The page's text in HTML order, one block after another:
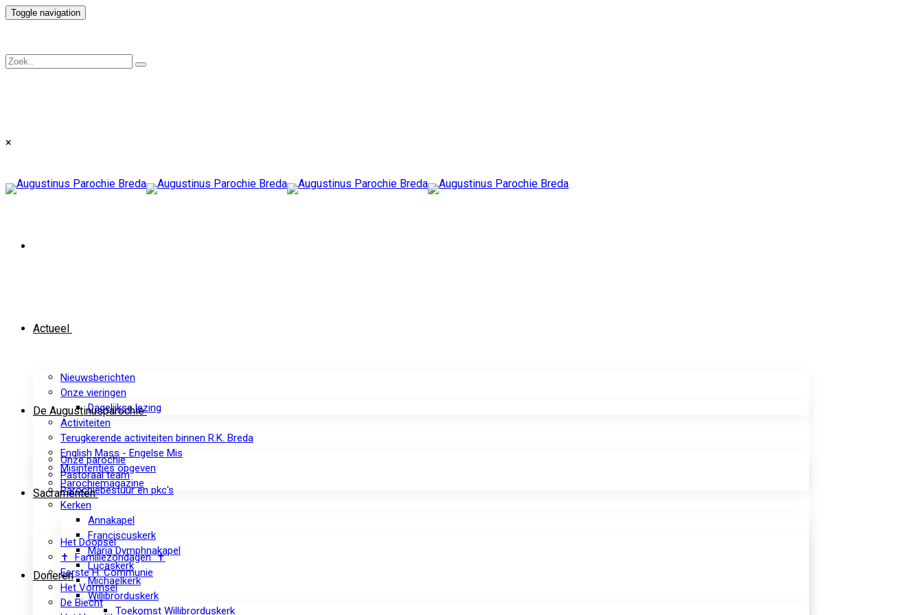
Toggle navigation
×
Actueel
Nieuwsberichten
Onze vieringen
Dagelijkse lezing
Activiteiten
Terugkerende activiteiten binnen R.K. Breda
English Mass - Engelse Mis
Misintenties opgeven
Parochiemagazine
De Augustinusparochie
Onze parochie
Pastoraal team
Parochiebestuur en pkc's
Kerken
Annakapel
Franciscuskerk
Maria Dymphnakapel
Lucaskerk
Michaelkerk
Willibrorduskerk
Toekomst Willibrorduskerk
Sacramenten
Het Doopsel
✝ Familiezondagen ✝
Eerste H. Communie
Het Vormsel
De Biecht
Doneren